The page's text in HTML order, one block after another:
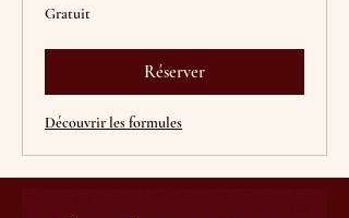
Gratuit
Gratuit
Réserver
Découvrir les formules